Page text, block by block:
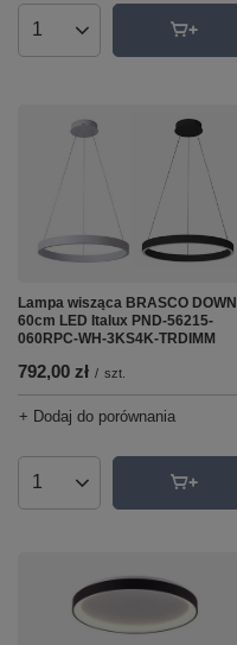
Ilość produktów
Lampa wisząca BRASCO DOWN
60cm LED Italux PND-56215-
060RPC-WH-3KS4K-TRDIMM
792,00 zł / szt.
+ Dodaj do porównania
Ilość produktów